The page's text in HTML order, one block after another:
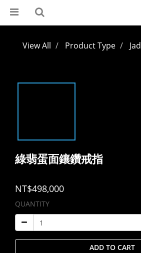
View All Product Type
綠翡蛋面鑲鑽戒指
NT$498,000
QUANTITY
ADD TO CART